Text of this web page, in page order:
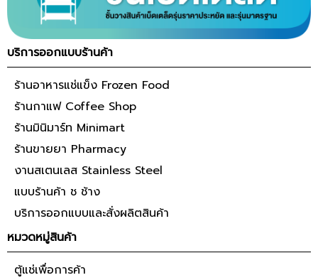
บริการออกแบบร้านค้า
ร้านอาหารแช่แข็ง Frozen Food
ร้านกาแฟ Coffee Shop
ร้านมินิมาร์ท Minimart
ร้านขายยา Pharmacy
งานสเตนเลส Stainless Steel
แบบร้านค้า ช ช้าง
บริการออกแบบและสั่งผลิตสินค้า
หมวดหมู่สินค้า
ตู้แช่เพื่อการค้า